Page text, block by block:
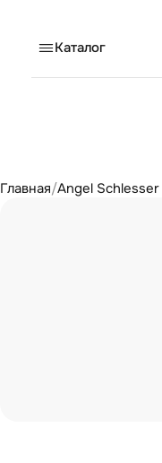
Каталог
Главная/Angel